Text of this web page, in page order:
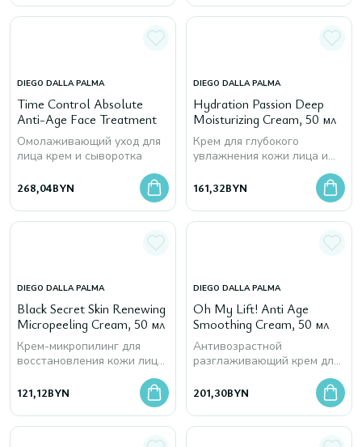
DIEGO DALLA PALMA
Time Control Absolute
Anti-Age Face Treatment
Омолаживающий уход для
лица крем и сыворотка
268,04BYN
DIEGO DALLA PALMA
Hydration Passion Deep
Moisturizing Cream, 50 мл
Крем для глубокого
увлажнения кожи лица и
161,32BYN
DIEGO DALLA PALMA
Black Secret Skin Renewing
Micropeeling Cream, 50 мл
Крем-микропилинг для
восстановления кожи лица
121,12BYN
DIEGO DALLA PALMA
Oh My Lift! Anti Age
Smoothing Cream, 50 мл
Антивозрастной
разглаживающий крем для
201,30BYN